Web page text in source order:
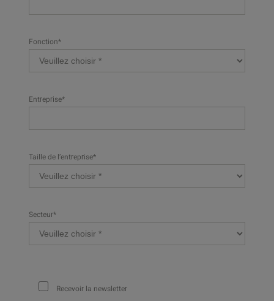
Fonction*
Entreprise*
Taille de l’entreprise*
Secteur*
Recevoir la newsletter